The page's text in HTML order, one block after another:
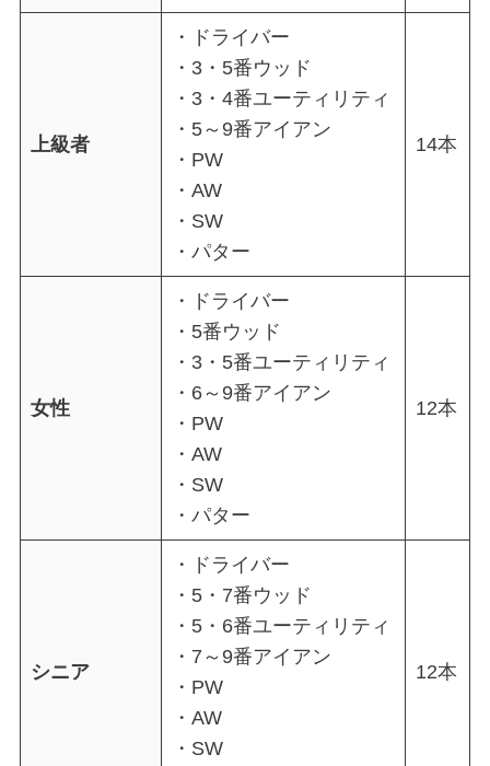
上級者
・ドライバー
・3・5番ウッド
・3・4番ユーティリティ
・5～9番アイアン
・PW
・AW
・SW
・パター
14本
女性
・ドライバー
・5番ウッド
・3・5番ユーティリティ
・6～9番アイアン
・PW
・AW
・SW
・パター
12本
シニア
・ドライバー
・5・7番ウッド
・5・6番ユーティリティ
・7～9番アイアン
・PW
・AW
・SW
12本